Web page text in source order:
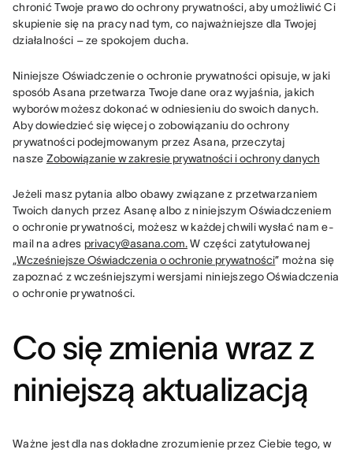
chronić Twoje prawo do ochrony prywatności, aby umożliwić Ci
skupienie się na pracy nad tym, co najważniejsze dla Twojej
działalności – ze spokojem ducha.
Niniejsze Oświadczenie o ochronie prywatności opisuje, w jaki
sposób Asana przetwarza Twoje dane oraz wyjaśnia, jakich
wyborów możesz dokonać w odniesieniu do swoich danych.
Aby dowiedzieć się więcej o zobowiązaniu do ochrony
prywatności podejmowanym przez Asana, przeczytaj
nasze Zobowiązanie w zakresie prywatności i ochrony danych
Jeżeli masz pytania albo obawy związane z przetwarzaniem
Twoich danych przez Asanę albo z niniejszym Oświadczeniem
o ochronie prywatności, możesz w każdej chwili wysłać nam e-
mail na adres privacy@asana.com. W części zatytułowanej
„Wcześniejsze Oświadczenia o ochronie prywatności” można się
zapoznać z wcześniejszymi wersjami niniejszego Oświadczenia
o ochronie prywatności.
Co się zmienia wraz z
niniejszą aktualizacją
Ważne jest dla nas dokładne zrozumienie przez Ciebie tego, w